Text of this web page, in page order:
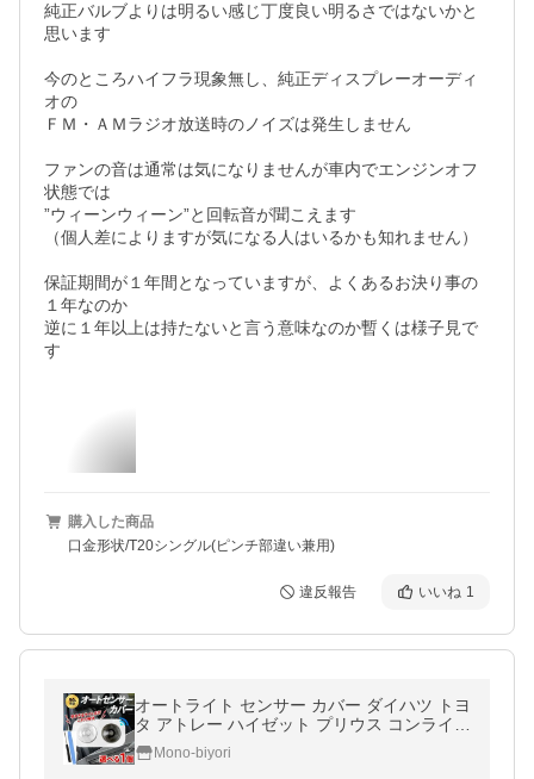
純正バルブよりは明るい感じ丁度良い明るさではないかと
思います
今のところハイフラ現象無し、純正ディスプレーオーディ
オの
ＦＭ・ＡＭラジオ放送時のノイズは発生しません
ファンの音は通常は気になりませんが車内でエンジンオフ
状態では
”ウィーンウィーン”と回転音が聞こえます
（個人差によりますが気になる人はいるかも知れません）
保証期間が１年間となっていますが、よくあるお決り事の
１年なのか
逆に１年以上は持たないと言う意味なのか暫くは様子見で
購入した商品
口金形状/T20シングル(ピンチ部違い兼用)
違反報告 いいね 1
オートライト センサー カバー ダイハツ トヨ
タ アトレー ハイゼット プリウス コンライト
車 クリア ブラック 爆買
Mono-biyori